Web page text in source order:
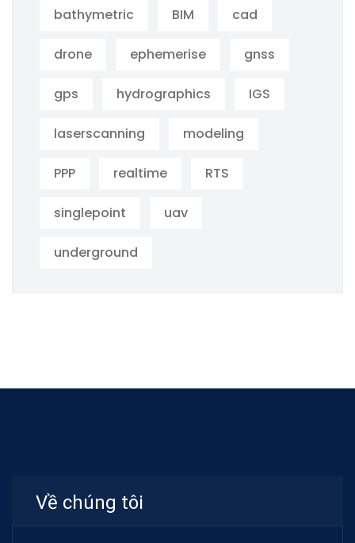
bathymetric BIM cad
drone ephemerise gnss
gps hydrographics IGS
laserscanning modeling
PPP realtime RTS
singlepoint uav
underground
Về chúng tôi